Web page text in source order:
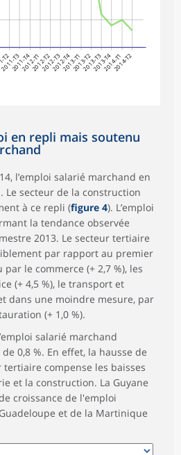
T2
2011-T32011-T42012-T12012-T22012-T32012-T42013-T12013-T22013-T32013-T42014-T12014-T2
en repli mais soutenu
l’emploi salarié marchand en
Le secteur de la construction
à ce repli (figure 4). L’emploi
la tendance observée
2013. Le secteur tertiaire
par rapport au premier
le commerce (+ 2,7 %), les
(+ 4,5 %), le transport et
dans une moindre mesure, par
(+ 1,0 %).
salarié marchand
0,8 %. En effet, la hausse de
tertiaire compense les baisses
et la construction. La Guyane
croissance de l'emploi
et de la Martinique